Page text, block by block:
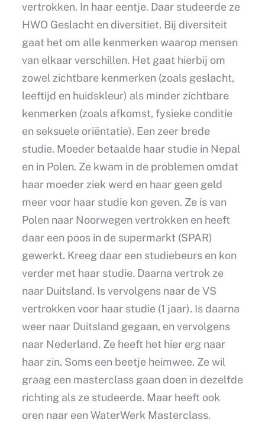
vertrokken. In haar eentje. Daar studeerde ze
HWO Geslacht en diversitiet. Bij diversiteit
gaat het om alle kenmerken waarop mensen
van elkaar verschillen. Het gaat hierbij om
zowel zichtbare kenmerken (zoals geslacht,
leeftijd en huidskleur) als minder zichtbare
kenmerken (zoals afkomst, fysieke conditie
en seksuele oriëntatie). Een zeer brede
studie. Moeder betaalde haar studie in Nepal
en in Polen. Ze kwam in de problemen omdat
haar moeder ziek werd en haar geen geld
meer voor haar studie kon geven. Ze is van
Polen naar Noorwegen vertrokken en heeft
daar een poos in de supermarkt (SPAR)
gewerkt. Kreeg daar een studiebeurs en kon
verder met haar studie. Daarna vertrok ze
naar Duitsland. Is vervolgens naar de VS
vertrokken voor haar studie (1 jaar). Is daarna
weer naar Duitsland gegaan, en vervolgens
naar Nederland. Ze heeft het hier erg naar
haar zin. Soms een beetje heimwee. Ze wil
graag een masterclass gaan doen in dezelfde
richting als ze studeerde. Maar heeft ook
oren naar een WaterWerk Masterclass.